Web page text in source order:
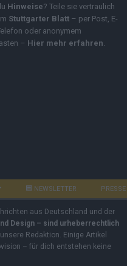
Hinweise? Teile sie vertraulich
Stuttgarter Blatt – per Post, E-
oder anonymem
– Hier mehr erfahren
NEWSLETTER PRESSE
aus Deutschland und der
Design – sind urheberrechtlich
Redaktion. Einige Artikel
– für dich entstehen keine